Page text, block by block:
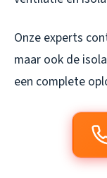
Onze experts
maar ook de
een complete